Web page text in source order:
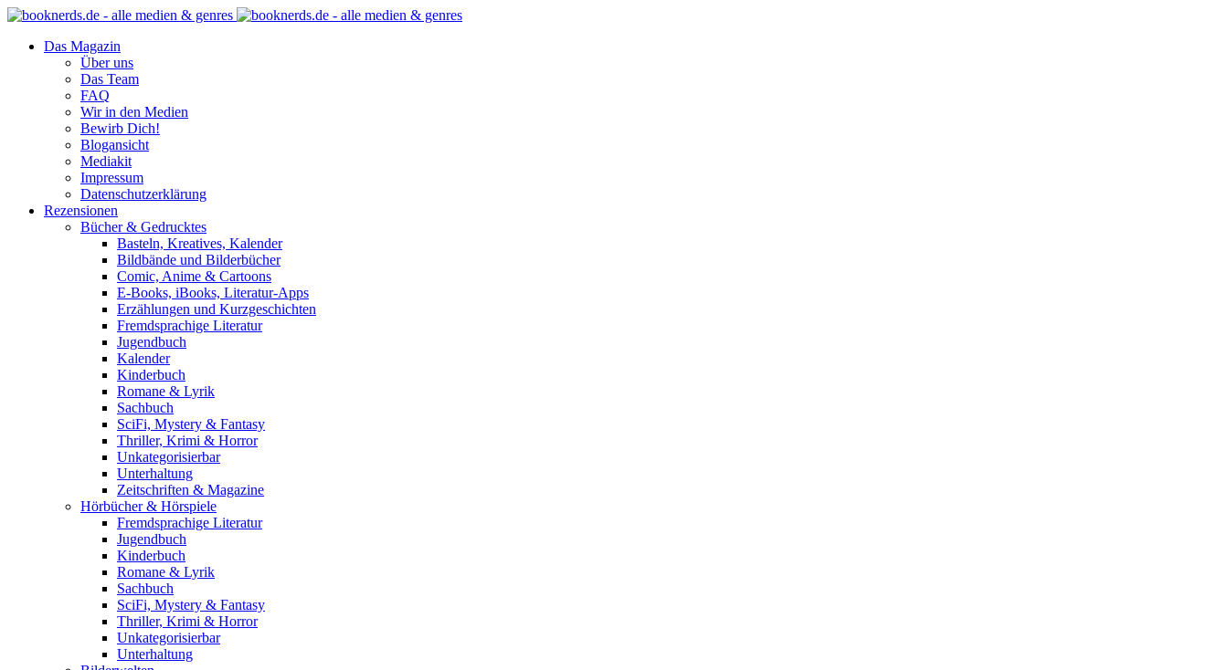
Das Magazin
Über uns
Das Team
FAQ
Wir in den Medien
Bewirb Dich!
Blogansicht
Mediakit
Impressum
Datenschutzerklärung
Rezensionen
Bücher & Gedrucktes
Basteln, Kreatives, Kalender
Bildbände und Bilderbücher
Comic, Anime & Cartoons
E-Books, iBooks, Literatur-Apps
Erzählungen und Kurzgeschichten
Fremdsprachige Literatur
Jugendbuch
Kalender
Kinderbuch
Romane & Lyrik
Sachbuch
SciFi, Mystery & Fantasy
Thriller, Krimi & Horror
Unkategorisierbar
Unterhaltung
Zeitschriften & Magazine
Hörbücher & Hörspiele
Fremdsprachige Literatur
Jugendbuch
Kinderbuch
Romane & Lyrik
Sachbuch
SciFi, Mystery & Fantasy
Thriller, Krimi & Horror
Unkategorisierbar
Unterhaltung